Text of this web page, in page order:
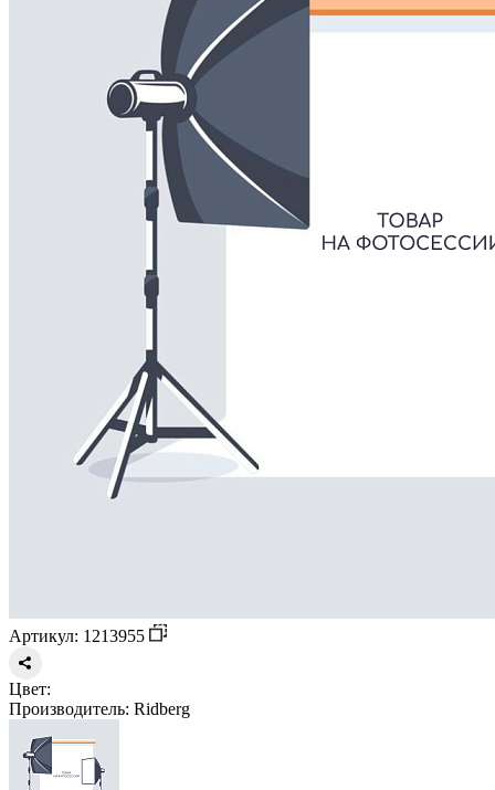
Артикул: 1213955
Цвет:
Производитель: Ridberg